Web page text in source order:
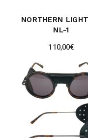
NORTHERN
NL-1
110,00€